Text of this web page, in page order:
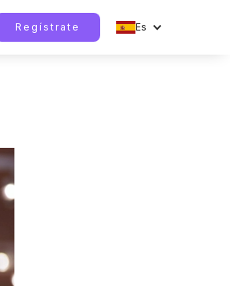
Regístrate Es